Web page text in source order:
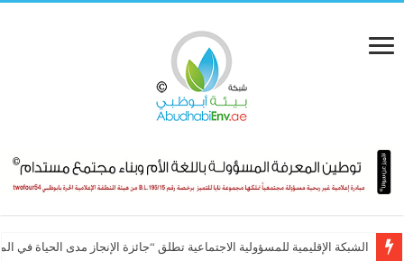
الشبكة الإقليمية للمسؤولية الاجتماعية تطلق “جائزة الإنجاز مدى الحياة في